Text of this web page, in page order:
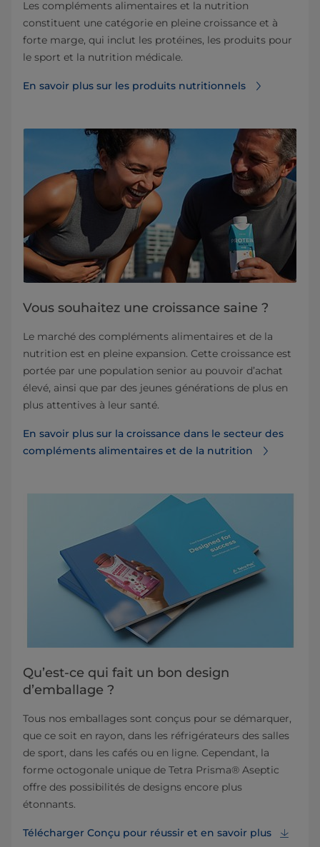
Les compléments alimentaires et la nutrition
constituent une catégorie en pleine croissance et à
forte marge, qui inclut les protéines, les produits pour
le sport et la nutrition médicale.
En savoir plus sur les produits nutritionnels
Vous souhaitez une croissance saine ?
Le marché des compléments alimentaires et de la
nutrition est en pleine expansion. Cette croissance est
portée par une population senior au pouvoir d’achat
élevé, ainsi que par des jeunes générations de plus en
plus attentives à leur santé.
En savoir plus sur la croissance dans le secteur des
compléments alimentaires et de la nutrition
Qu’est-ce qui fait un bon design
d’emballage ?
Tous nos emballages sont conçus pour se démarquer,
que ce soit en rayon, dans les réfrigérateurs des salles
de sport, dans les cafés ou en ligne. Cependant, la
forme octogonale unique de Tetra Prisma® Aseptic
offre des possibilités de designs encore plus
étonnants.
Télécharger Conçu pour réussir et en savoir plus